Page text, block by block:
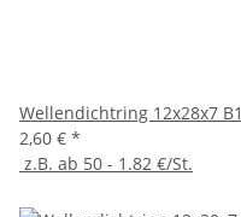
Wellendichtring 12x28x7 B1
2,60 € *
z.B. ab 50 - 1.82 €/St.